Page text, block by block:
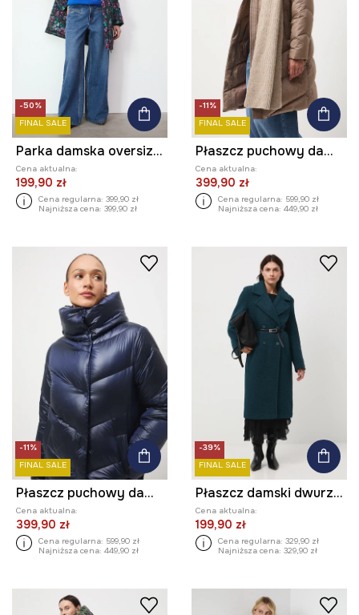
-50%
FINAL SALE
Parka damska oversize wzorzysta
Cena aktualna:
199,90 zł
Cena regularna: 399,90 zł
Najniższa cena: 399,90 zł
-11%
FINAL SALE
Płaszcz puchowy damski pikowany
Cena aktualna:
399,90 zł
Cena regularna: 599,90 zł
Najniższa cena: 449,90 zł
-11%
FINAL SALE
Płaszcz puchowy damski pikowany
Cena aktualna:
399,90 zł
Cena regularna: 599,90 zł
Najniższa cena: 449,90 zł
-39%
FINAL SALE
Płaszcz damski dwurzędowy z fakturą
Cena aktualna:
199,90 zł
Cena regularna: 329,90 zł
Najniższa cena: 329,90 zł